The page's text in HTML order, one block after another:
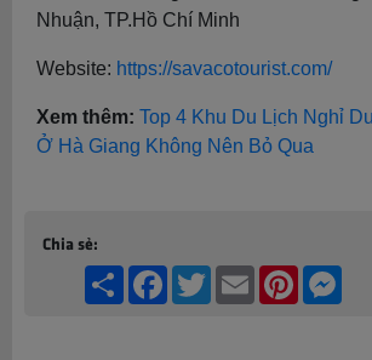
Nhuận, TP.Hồ Chí Minh
Website: https://savacotourist.com/
Xem thêm: Top 4 Khu Du Lịch Nghỉ
Ở Hà Giang Không Nên Bỏ Qua
Chia sẻ:
Share Facebook
TwitterEmail Pinterest